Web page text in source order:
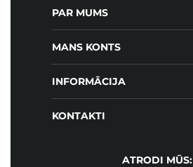
PAR MUMS
MANS KONTS
INFORMĀCIJA
KONTAKTI
ATRODI MŪS: